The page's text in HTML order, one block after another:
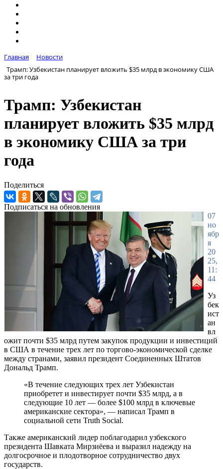
Главная
Новости
Трамп: Узбекистан планирует вложить $35 млрд в экономику США
за три года
Трамп: Узбекистан
планирует вложить $35 млрд
в экономику США за три
года
Поделиться
Подписаться на обновления
07
но
ябр
я
20
25,
11:
44
Уз
бек
ист
ан
вл
ожит почти $35 млрд путем закупок продукции и инвестиций
в США в течение трех лет по торгово-экономической сделке
между странами, заявил президент Соединенных Штатов
Дональд Трамп.
«В течение следующих трех лет Узбекистан
приобретет и инвестирует почти $35 млрд, а в
следующие 10 лет — более $100 млрд в ключевые
американские сектора», — написал Трамп в
социальной сети Truth Social.
Также американский лидер поблагодарил узбекского
президента Шавката Мирзиёева и выразил надежду на
долгосрочное и плодотворное сотрудничество двух
государств.